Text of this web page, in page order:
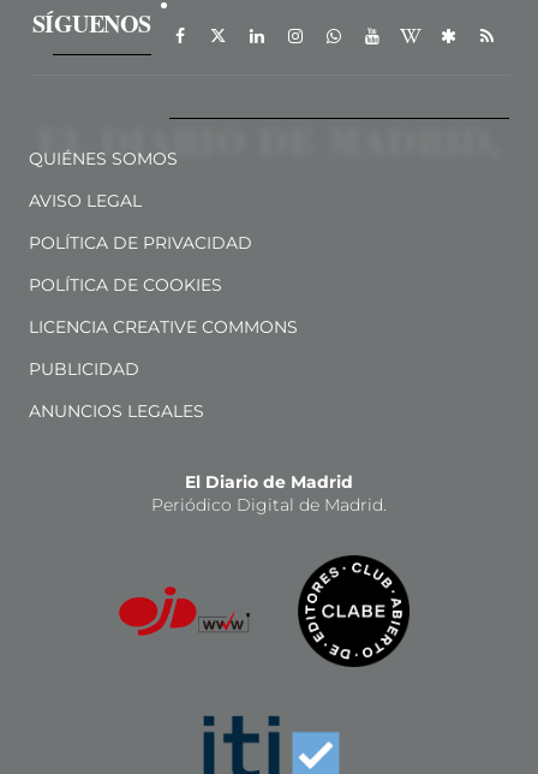
SÍGUENOS
QUIÉNES SOMOS
AVISO LEGAL
POLÍTICA DE PRIVACIDAD
POLÍTICA DE COOKIES
LICENCIA CREATIVE COMMONS
PUBLICIDAD
ANUNCIOS LEGALES
El Diario de Madrid
Periódico Digital de Madrid.